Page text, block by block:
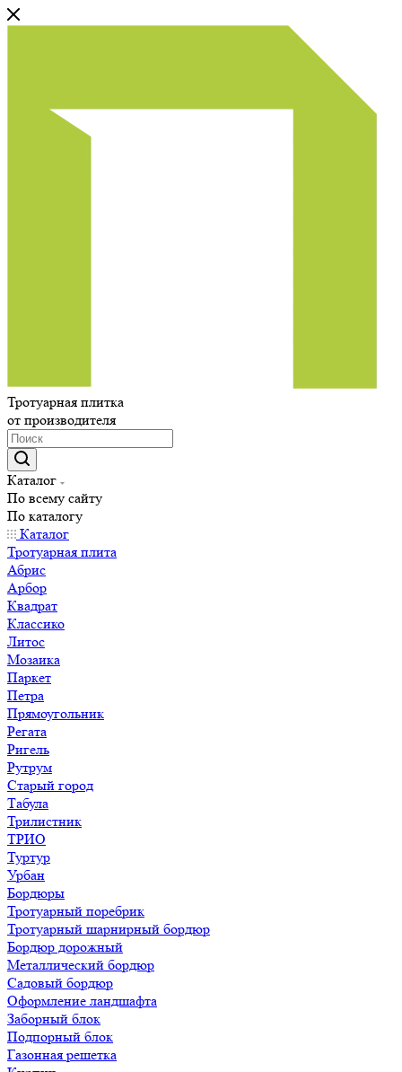
Тротуарная плитка
от производителя
Каталог
По всему сайту
По каталогу
Каталог
Тротуарная плита
Абрис
Арбор
Квадрат
Классико
Литос
Мозаика
Паркет
Петра
Прямоугольник
Регата
Ригель
Рутрум
Старый город
Табула
Трилистник
ТРИО
Туртур
Урбан
Бордюры
Тротуарный поребрик
Тротуарный шарнирный бордюр
Бордюр дорожный
Металлический бордюр
Садовый бордюр
Оформление ландшафта
Заборный блок
Подпорный блок
Газонная решетка